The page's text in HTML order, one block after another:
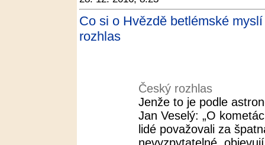
Co si o Hvězdě betlémské
rozhlas
Český rozhlas
Jenže to je podle
Jan Veselý: „O
lidé považovali za